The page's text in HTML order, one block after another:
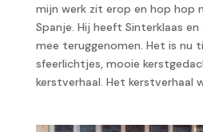
mijn werk zit erop en hop hop
Spanje. Hij heeft Sinterklaas
mee teruggenomen. Het is nu
sfeerlichtjes, mooie
kerstverhaal. Het kerstverhaal